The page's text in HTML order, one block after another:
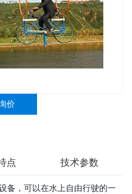
价
点 技术参数
备，可以在水上自由行驶的一